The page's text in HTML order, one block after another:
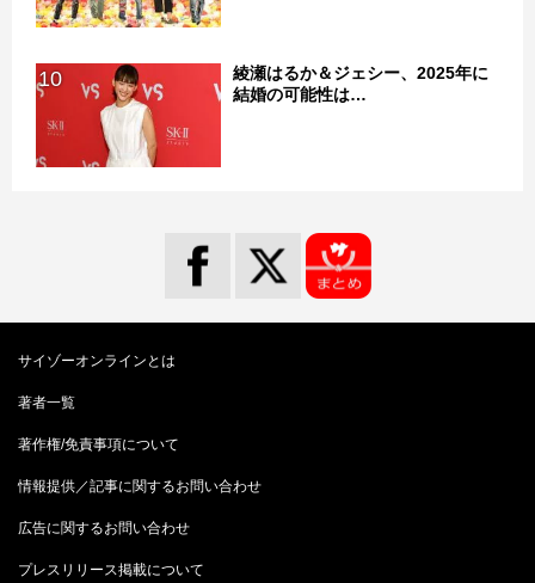
10
綾瀬はるか＆ジェシー、2025年に
結婚の可能性は…
サイゾーオンラインとは
著者一覧
著作権/免責事項について
情報提供／記事に関するお問い合わせ
広告に関するお問い合わせ
プレスリリース掲載について